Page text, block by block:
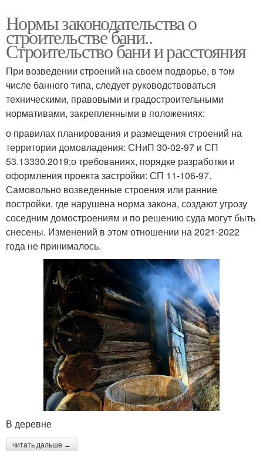
Нормы законодательства о
строительстве бани..
Строительство бани и расстояния
При возведении строений на своем подворье, в том
числе банного типа, следует руководствоваться
техническими, правовыми и градостроительными
нормативами, закрепленными в положениях:
о правилах планирования и размещения строений на
территории домовладения: СНиП 30-02-97 и СП
53.13330.2019;о требованиях, порядке разработки и
оформления проекта застройки: СП 11-106-97.
Самовольно возведенные строения или ранние
постройки, где нарушена норма закона, создают угрозу
соседним домостроениям и по решению суда могут быть
снесены. Изменений в этом отношении на 2021-2022
года не принималось.
В деревне
читать дальше →